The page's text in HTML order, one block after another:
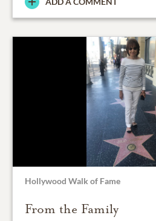
Hollywood Walk of Fame
From the Family